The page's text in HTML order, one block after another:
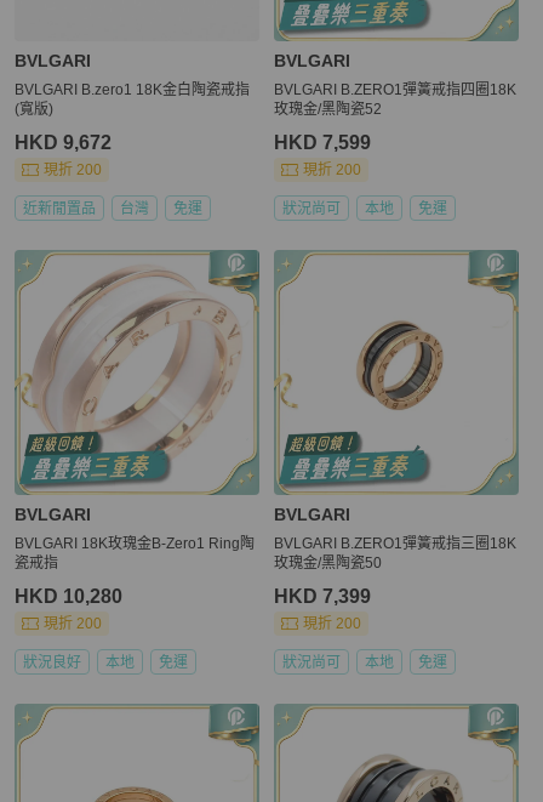
BVLGARI
BVLGARI B.zero1 18K金白陶瓷戒指
(寬版)
HKD 9,672
現折 200
近新閒置品 台灣 免運
BVLGARI
BVLGARI B.ZERO1彈簧戒指四圈18K
玫瑰金/黑陶瓷52
HKD 7,599
現折 200
狀況尚可 本地 免運
BVLGARI
BVLGARI 18K玫瑰金B-Zero1 Ring陶
瓷戒指
HKD 10,280
現折 200
狀況良好 本地 免運
BVLGARI
BVLGARI B.ZERO1彈簧戒指三圈18K
玫瑰金/黑陶瓷50
HKD 7,399
現折 200
狀況尚可 本地 免運